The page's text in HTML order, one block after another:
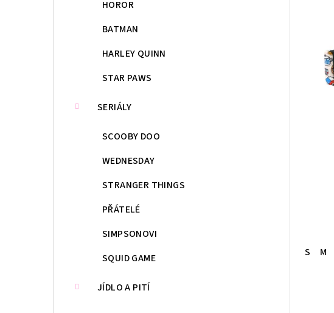
HOROR
BATMAN
HARLEY QUINN
STAR PAWS
SERIÁLY
SCOOBY DOO
WEDNESDAY
STRANGER THINGS
PŘÁTELÉ
SIMPSONOVI
SQUID GAME
JÍDLO A PITÍ
S
M